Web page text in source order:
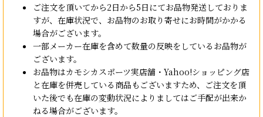
ご注文を頂いてから2日から5日にてお品物発送しておりま
すが、在庫状況で、お品物のお取り寄せにお時間がかかる
場合がございます。
一部メーカー在庫を含めて数量の反映をしているお品物が
ございます。
お品物はカモシカスポーツ実店舗・Yahoo!ショッピング店
と在庫を併売している商品もございますため、ご注文を頂
いた後でも在庫の変動状況によりましてはご手配が出来か
ねる場合がございます。